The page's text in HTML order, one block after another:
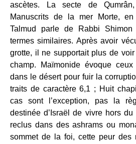
ascètes. La secte de
Manuscrits de la mer Morte,
Talmud parle de Rabbi
termes similaires. Après avoir
grotte, il ne supportait plus de
champ. Maïmonide évoque
dans le désert pour fuir la
traits de caractère 6,1 ; Huit
cas sont l’exception, pas la
destinée d’Israël de vivre hors du
reclus dans des ashrams ou
sommet de la foi, cette peur